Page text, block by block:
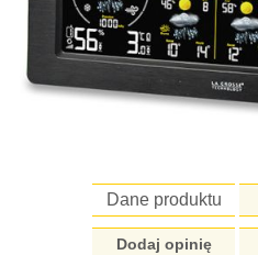
Dane produktu
Dodaj opinię